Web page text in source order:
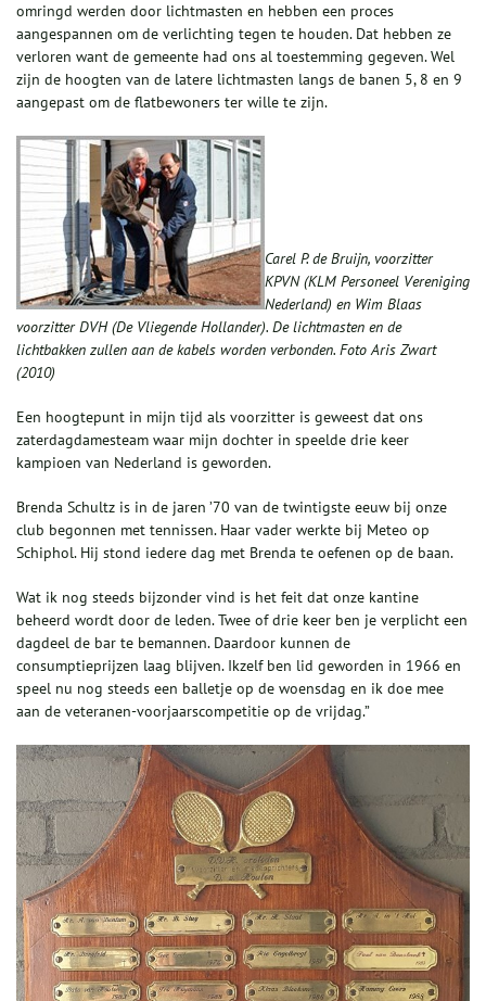
omringd werden door lichtmasten en hebben een proces
aangespannen om de verlichting tegen te houden. Dat hebben ze
verloren want de gemeente had ons al toestemming gegeven. Wel
zijn de hoogten van de latere lichtmasten langs de banen 5, 8 en 9
aangepast om de flatbewoners ter wille te zijn.
Carel P. de Bruijn, voorzitter
KPVN (KLM Personeel Vereniging
Nederland) en Wim Blaas
voorzitter DVH (De Vliegende Hollander). De lichtmasten en de
lichtbakken zullen aan de kabels worden verbonden. Foto Aris Zwart
(2010)
Een hoogtepunt in mijn tijd als voorzitter is geweest dat ons
zaterdagdamesteam waar mijn dochter in speelde drie keer
kampioen van Nederland is geworden.
Brenda Schultz is in de jaren ’70 van de twintigste eeuw bij onze
club begonnen met tennissen. Haar vader werkte bij Meteo op
Schiphol. Hij stond iedere dag met Brenda te oefenen op de baan.
Wat ik nog steeds bijzonder vind is het feit dat onze kantine
beheerd wordt door de leden. Twee of drie keer ben je verplicht een
dagdeel de bar te bemannen. Daardoor kunnen de
consumptieprijzen laag blijven. Ikzelf ben lid geworden in 1966 en
speel nu nog steeds een balletje op de woensdag en ik doe mee
aan de veteranen-voorjaarscompetitie op de vrijdag.”